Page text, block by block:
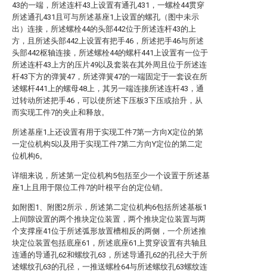
43的一端，所述连杆43上设置有通孔431，一螺栓44贯穿
所述通孔431且可与所述基座1上设置的螺孔（图中未示
出）连接，所述螺栓44的头部442位于所述连杆43的上
方，且所述头部442上设置有把手46，所述把手46与所述
头部442枢轴连接，所述螺栓44的螺杆441上设置有一位于
所述连杆43上方的压片49以及套装在其外周且位于所述连
杆43下方的弹簧47，所述弹簧47的一端固定于一套设在所
述螺杆441上的螺母48上，其另一端连接所述连杆43，通
过转动所述把手46，可以使所述下压板3下压或抬升，从
而实现工件7的夹止和释放。
所述基座1上还设置有用于实现工件7第一方向X定位的第
一定位机构5以及用于实现工件7第二方向Y定位的第二定
位机构6。
详细来说，所述第一定位机构5包括至少一个设置于所述基
座1上且用于限位工件7的叶根平台的定位销。
如附图1、附图2所示，所述第二定位机构6包括所述基板1
上间隙设置的两个推块定位装置，两个推块定位装置与两
个支撑座41位于所述弧形放置槽相反的两侧，一个所述推
块定位装置包括底座61，所述底座61上贯穿设置有共轴且
连通的导通孔62和螺纹孔63，所述导通孔62的孔径大于所
述螺纹孔63的孔径，一推送螺栓64与所述螺纹孔63螺纹连